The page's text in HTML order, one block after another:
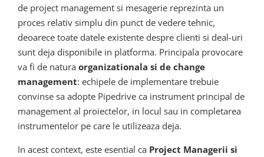
de project management si mesagerie reprezinta un
proces relativ simplu din punct de vedere tehnic,
deoarece toate datele existente despre clienti si deal-uri
sunt deja disponibile in platforma. Principala provocare
va fi de natura organizationala si de change
management: echipele de implementare trebuie
convinse sa adopte Pipedrive ca instrument principal de
management al proiectelor, in locul sau in completarea
instrumentelor pe care le utilizeaza deja.
In acest context, este esential ca Project Managerii si